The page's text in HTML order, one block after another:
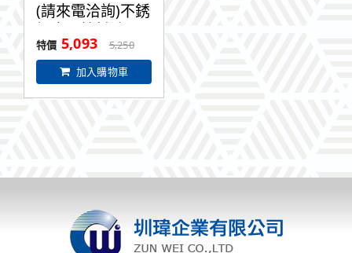
(請來電洽詢)不銹
鋼表面擦拭液5L
5,093
5,250
加入購物車